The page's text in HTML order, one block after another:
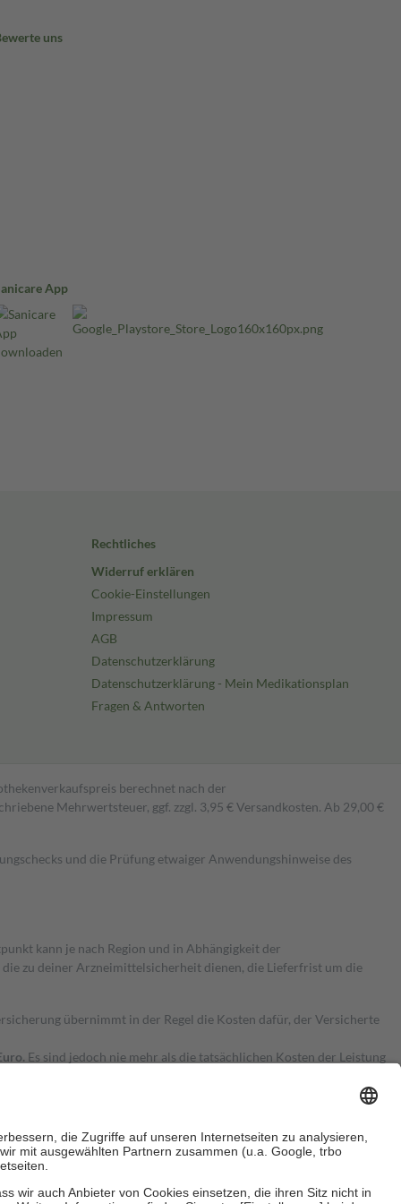
uns
App
Rechtliches
Widerruf erklären
Cookie-Einstellungen
Impressum
AGB
Datenschutzerklärung
Datenschutzerklärung - Mein Medikationsplan
Fragen & Antworten
berechnet nach der
Mehrwertsteuer, ggf. zzgl. 3,95 € Versandkosten. Ab 29,00 €
und die Prüfung etwaiger Anwendungshinweise des
kann je nach Region und in Abhängigkeit der
zu deiner Arzneimittelsicherheit dienen, die Lieferfrist um die
übernimmt in der Regel die Kosten dafür, der Versicherte
Es sind jedoch nie mehr als die tatsächlichen Kosten der Leistung
Zuzahlungen an bei: